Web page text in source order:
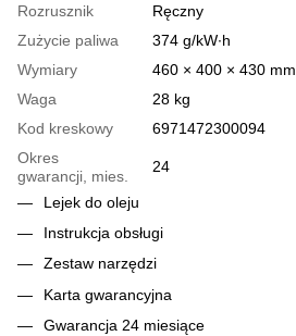
Rozrusznik
Ręczny
Zużycie paliwa
374 g/kW∙h
Wymiary
460 × 400 × 430 mm
Waga
28 kg
Kod kreskowy
6971472300094
Okres
gwarancji, mies.
24
Lejek do oleju
Instrukcja obsługi
Zestaw narzędzi
Karta gwarancyjna
Gwarancja 24 miesiące